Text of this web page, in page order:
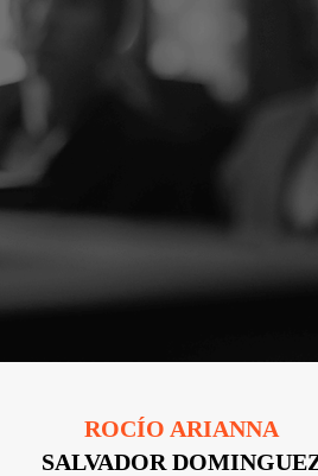
ROCÍO ARIANNA
SALVADOR